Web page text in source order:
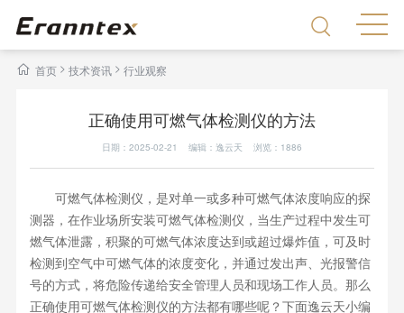
首页> 技术资讯 > 行业观察
正确使用可燃气体检测仪的方法
日期：2025-02-21 编辑：逸云天 浏览： 1886
可燃气体检测仪，是对单一或多种可燃气体浓度响应的探
测器，在作业场所安装可燃气体检测仪，当生产过程中发生可
燃气体泄露，积聚的可燃气体浓度达到或超过爆炸值，可及时
检测到空气中可燃气体的浓度变化，并通过发出声、光报警信
号的方式，将危险传递给安全管理人员和现场工作人员。那么
正确使用可燃气体检测仪的方法都有哪些呢？下面逸云天小编